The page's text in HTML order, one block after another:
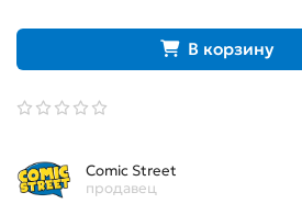
В корзину
Comic Street
продавец